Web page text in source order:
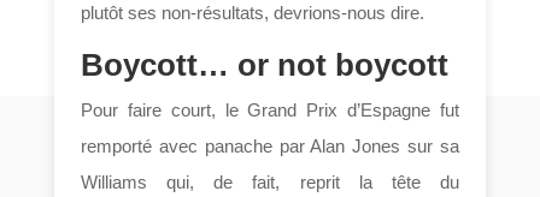
plutôt ses non-résultats, devrions-nous dire.
Boycott… or not boycott
Pour faire court, le Grand Prix d’Espagne fut
remporté avec panache par Alan Jones sur sa
Williams qui, de fait, reprit la tête du